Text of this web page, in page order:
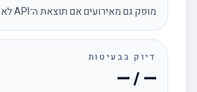
מופק גם מאירועים אם תוצאת ה־API לא זמינה
דיוק בבעיטות
— / —